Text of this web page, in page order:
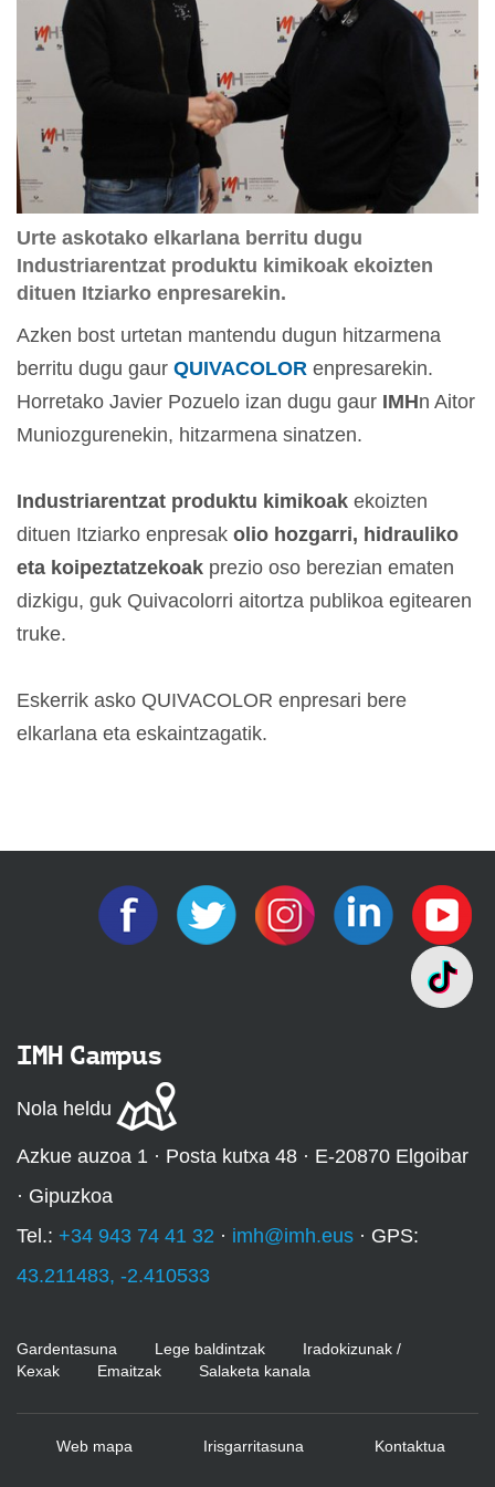
Urte askotako elkarlana berritu dugu
Industriarentzat produktu kimikoak ekoizten
dituen Itziarko enpresarekin.
Azken bost urtetan mantendu dugun hitzarmena
berritu dugu gaur QUIVACOLOR enpresarekin.
Horretako Javier Pozuelo izan dugu gaur IMHn Aitor
Muniozgurenekin, hitzarmena sinatzen.
Industriarentzat produktu kimikoak ekoizten
dituen Itziarko enpresak olio hozgarri, hidrauliko
eta koipeztatzekoak prezio oso berezian ematen
dizkigu, guk Quivacolorri aitortza publikoa egitearen
truke.
Eskerrik asko QUIVACOLOR enpresari bere
elkarlana eta eskaintzagatik.
IMH Campus
Nola heldu
Azkue auzoa 1 · Posta kutxa 48 · E-20870 Elgoibar
· Gipuzkoa
Tel.: +34 943 74 41 32 · imh@imh.eus · GPS:
43.211483, -2.410533
Gardentasuna Lege baldintzak
Iradokizunak /
Kexak
Emaitzak Salaketa kanala
Web mapa Irisgarritasuna Kontaktua